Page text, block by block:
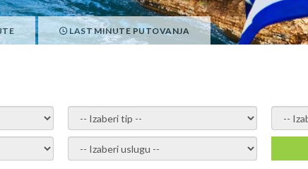
LAST MINUTE PUTOVANJA
- izaberi tip - -
- Izaberite uslugu -